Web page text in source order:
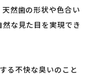
然歯の形状や色合い
な見た目を実現でき
る不快な臭いのこと